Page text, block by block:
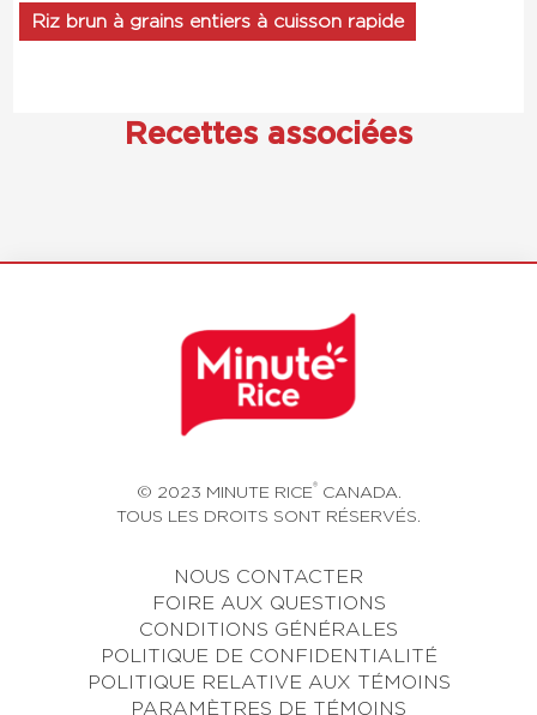
Riz brun à grains entiers à cuisson rapide
Recettes associées
© 2023 MINUTE RICE®CANADA.
TOUS LES DROITS SONT RÉSERVÉS.
NOUS CONTACTER
FOIRE AUX QUESTIONS
CONDITIONS GÉNÉRALES
POLITIQUE DE CONFIDENTIALITÉ
POLITIQUE RELATIVE AUX TÉMOINS
PARAMÈTRES DE TÉMOINS